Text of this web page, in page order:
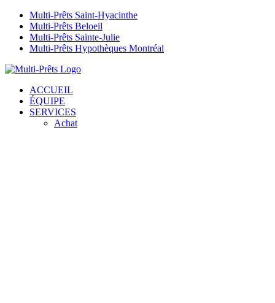
Passer
contenu
Multi-Prêts Saint-Hyacinthe
Multi-Prêts Beloeil
Multi-Prêts Sainte-Julie
Multi-Prêts Hypothèques Montréal
Facebook
YouTube
ACCUEIL
ÉQUIPE
SERVICES
Achat